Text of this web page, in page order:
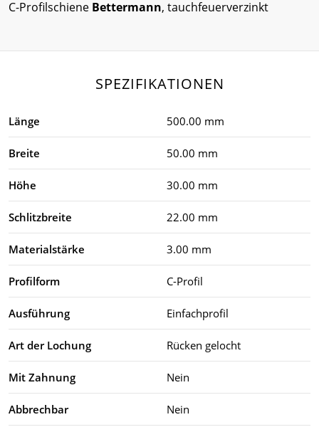
C-Profilschiene Bettermann, tauchfeuerverzinkt
SPEZIFIKATIONEN
Länge 500.00 mm
Breite 50.00 mm
Höhe 30.00 mm
Schlitzbreite 22.00 mm
Materialstärke 3.00 mm
Profilform C-Profil
Ausführung Einfachprofil
Art der Lochung Rücken gelocht
Mit Zahnung Nein
Abbrechbar Nein